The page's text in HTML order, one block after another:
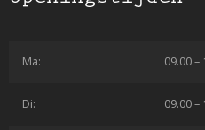
Ma: 09.00 –
Di: 09.00 –